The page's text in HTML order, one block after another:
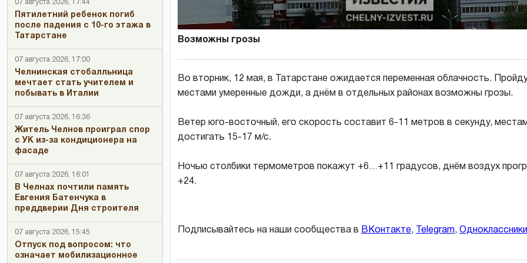
07 августа 2026, 17:44
Пятилетний ребенок погиб
после падения с 10-го этажа в
Татарстане
07 августа 2026, 17:00
Челнинская стобалльница
мечтает стать учителем и
побывать в Италии
07 августа 2026, 16:36
Житель Челнов проиграл спор
с УК из-за кондиционера на
фасаде
07 августа 2026, 16:01
В Челнах почтили память
Евгения Батенчука в
преддверии Дня строителя
07 августа 2026, 15:45
Отпуск под вопросом: что
означает мобилизационное
Возможны грозы
Во вторник, 12 мая, в Татарстане ожидается переменная облачность.
местами умеренные дожди, а днём в отдельных районах возможны грозы.
Ветер юго-восточный, его скорость составит 6-11 метров в секунду,
достигать 15-17 м/с.
Ночью столбики термометров покажут +6…+11 градусов, днём воздух
+24.
Подписывайтесь на наши сообщества в ВКонтакте, Telegram, Одноклассники